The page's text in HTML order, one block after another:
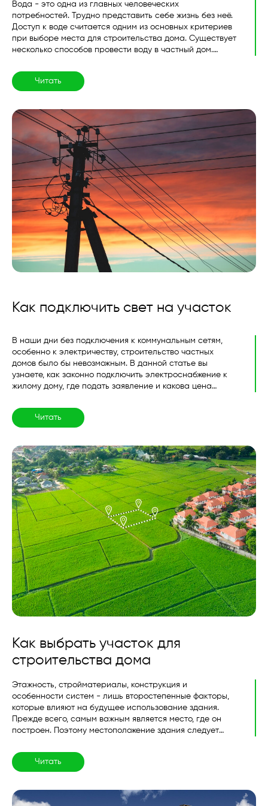
Вода - это одна из главных человеческих
потребностей. Трудно представить себе жизнь без неё.
Доступ к воде считается одним из основных критериев
при выборе места для строительства дома. Существует
несколько способов провести воду в частный дом.
Читать
Как подключить свет на участок
В наши дни без подключения к коммунальным сетям,
особенно к электричеству, строительство частных
домов было бы невозможным. В данной статье вы
узнаете, как законно подключить электроснабжение к
жилому дому, где подать заявление и какова цена
Читать
Как выбрать участок для
строительства дома
Этажность, стройматериалы, конструкция и
особенности систем - лишь второстепенные факторы,
которые влияют на будущее использование здания.
Прежде всего, самым важным является место, где он
построен. Поэтому местоположение здания следует
расположение к крупным городам, физико-
геологические характеристики местности, удобство
моменты...
Читать